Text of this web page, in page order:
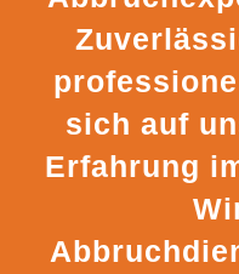
sich auf
Erfahrung